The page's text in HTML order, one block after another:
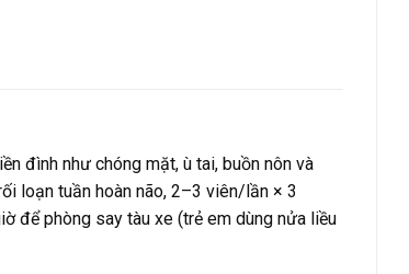
đình như chóng mặt, ù tai, buồn nôn và
loạn tuần hoàn não, 2–3 viên/lần × 3
để phòng say tàu xe (trẻ em dùng nửa liều